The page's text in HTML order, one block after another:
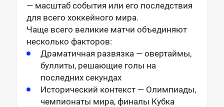
— масштаб события или его последствия
для всего хоккейного мира.
Чаще всего великие матчи объединяют
несколько факторов:
Драматичная развязка — овертаймы,
буллиты, решающие голы на
последних секундах
Исторический контекст — Олимпиады,
чемпионаты мира, финалы Кубка